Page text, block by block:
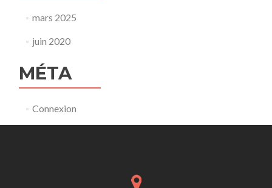
mars 2025
juin 2020
MÉTA
Connexion